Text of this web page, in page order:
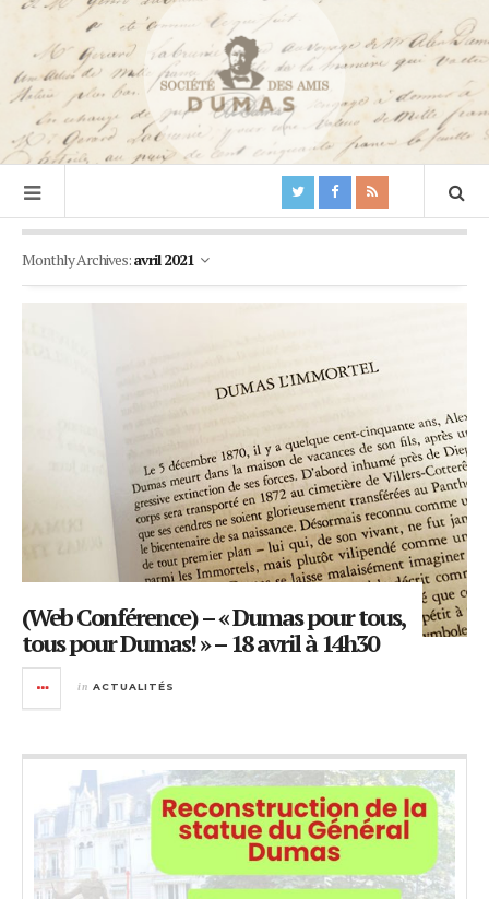
Monthly Archives:avril 2021
(Web Conférence) – « Dumas pour tous,
tous pour Dumas! » – 18 avril à 14h30
in ACTUALITÉS